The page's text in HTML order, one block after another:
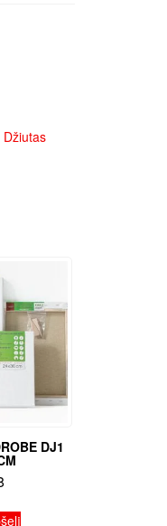
40x100 cm
Džiutas
DJ1